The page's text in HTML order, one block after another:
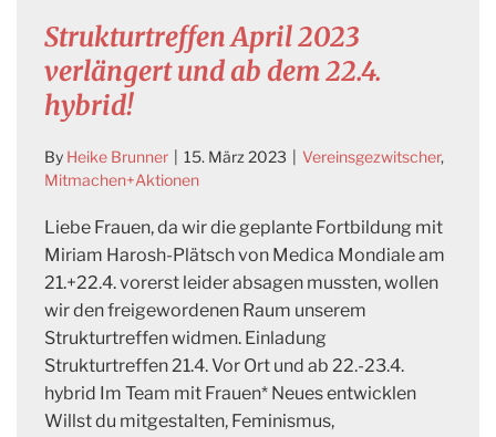
Strukturtreffen April 2023
verlängert und ab dem 22.4.
hybrid!
By Heike Brunner 15. März 2023 Vereinsgezwitscher,
Mitmachen+Aktionen
Liebe Frauen, da wir die geplante Fortbildung mit
Miriam Harosh-Plätsch von Medica Mondiale am
21.+22.4. vorerst leider absagen mussten, wollen
wir den freigewordenen Raum unserem
Strukturtreffen widmen. Einladung
Strukturtreffen 21.4. Vor Ort und ab 22.-23.4.
hybrid Im Team mit Frauen* Neues entwicklen
Willst du mitgestalten, Feminismus,